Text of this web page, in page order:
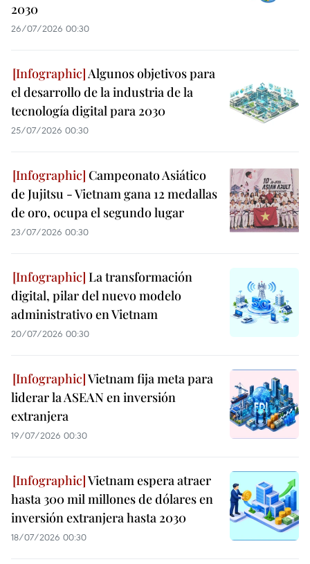
2030
26/07/2026 00:30
Algunos objetivos para
el desarrollo de la industria de la
tecnología digital para 2030
25/07/2026 00:30
Campeonato Asiático
de Jujitsu - Vietnam gana 12 medallas
de oro, ocupa el segundo lugar
23/07/2026 00:30
La transformación
digital, pilar del nuevo modelo
administrativo en Vietnam
20/07/2026 00:30
Vietnam fija meta para
liderar la ASEAN en inversión
extranjera
19/07/2026 00:30
Vietnam espera atraer
hasta 300 mil millones de dólares en
inversión extranjera hasta 2030
18/07/2026 00:30